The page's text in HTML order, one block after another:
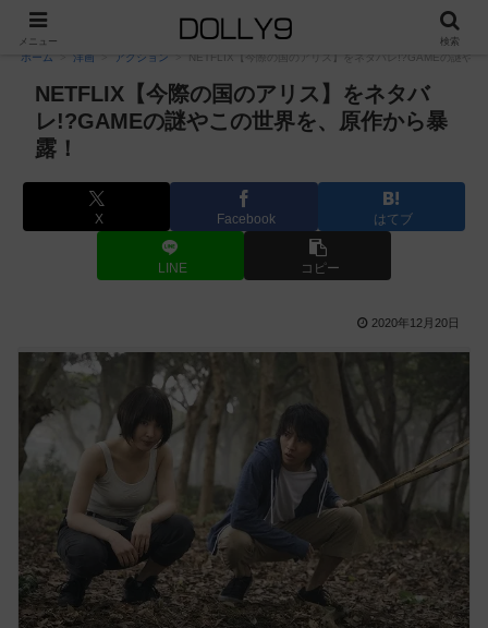
PR
ホーム 洋画 アクション NETFLIX【今際の国のアリス】をネタバレ!?GAMEの謎やこ
NETFLIX【今際の国のアリス】をネタバ
レ!?GAMEの謎やこの世界を、原作から暴
露！
X Facebook はてブ
LINE コピー
2020年12月20日
メニュー 検索